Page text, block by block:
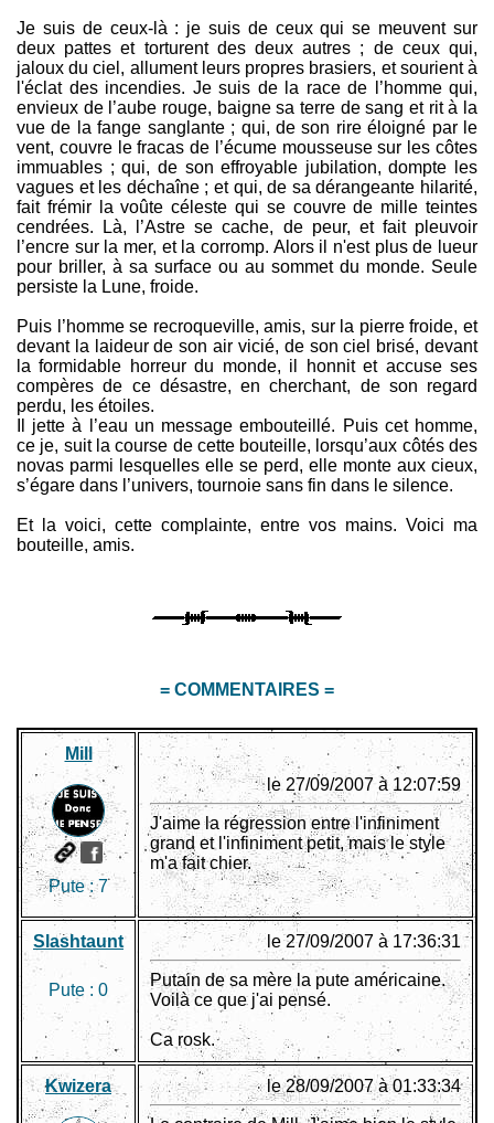
Je suis de ceux-là : je suis de ceux qui se meuvent sur
deux pattes et torturent des deux autres ; de ceux qui,
jaloux du ciel, allument leurs propres brasiers, et sourient à
l'éclat des incendies. Je suis de la race de l’homme qui,
envieux de l’aube rouge, baigne sa terre de sang et rit à la
vue de la fange sanglante ; qui, de son rire éloigné par le
vent, couvre le fracas de l’écume mousseuse sur les côtes
immuables ; qui, de son effroyable jubilation, dompte les
vagues et les déchaîne ; et qui, de sa dérangeante hilarité,
fait frémir la voûte céleste qui se couvre de mille teintes
cendrées. Là, l’Astre se cache, de peur, et fait pleuvoir
l’encre sur la mer, et la corromp. Alors il n'est plus de lueur
pour briller, à sa surface ou au sommet du monde. Seule
persiste la Lune, froide.
Puis l’homme se recroqueville, amis, sur la pierre froide, et
devant la laideur de son air vicié, de son ciel brisé, devant
la formidable horreur du monde, il honnit et accuse ses
compères de ce désastre, en cherchant, de son regard
perdu, les étoiles.
Il jette à l’eau un message embouteillé. Puis cet homme,
ce je, suit la course de cette bouteille, lorsqu’aux côtés des
novas parmi lesquelles elle se perd, elle monte aux cieux,
s’égare dans l’univers, tournoie sans fin dans le silence.
Et la voici, cette complainte, entre vos mains. Voici ma
bouteille, amis.
= COMMENTAIRES =
Mill
Pute :7
le 27/09/2007 à 12:07:59
J'aime la régression entre l'infiniment
grand et l'infiniment petit, mais le style
m'a fait chier.
Slashtaunt
Pute : 0
le 27/09/2007 à 17:36:31
Putain de sa mère la pute américaine.
Voilà ce que j'ai pensé.
Ca rosk.
Kwizera le 28/09/2007 à 01:33:34